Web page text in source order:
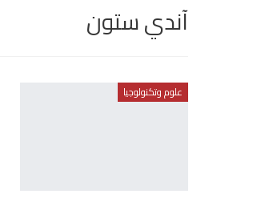
آندي ستون
علوم وتكنولوجيا